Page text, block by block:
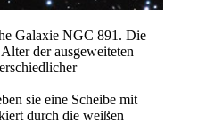
Galaxie NGC 891. Die
der ausgeweiteten
sie eine Scheibe mit
durch die weißen